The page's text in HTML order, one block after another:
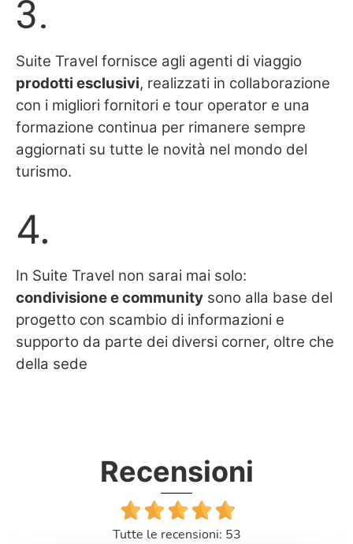
3.
Suite Travel fornisce agli agenti di viaggio
prodotti esclusivi, realizzati in collaborazione
con i migliori fornitori e tour operator e una
formazione continua per rimanere sempre
aggiornati su tutte le novità nel mondo del
turismo.
4.
In Suite Travel non sarai mai solo:
condivisione e community sono alla base del
progetto con scambio di informazioni e
supporto da parte dei diversi corner, oltre che
della sede
Recensioni
Tutte le recensioni: 53